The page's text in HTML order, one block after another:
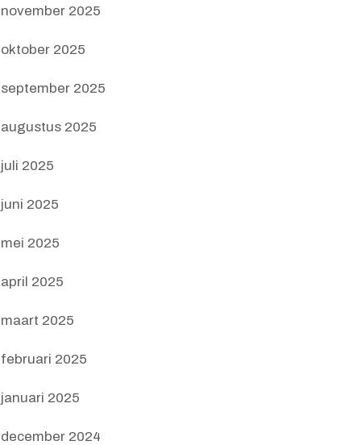
november 2025
oktober 2025
september 2025
augustus 2025
juli 2025
juni 2025
mei 2025
april 2025
maart 2025
februari 2025
januari 2025
december 2024